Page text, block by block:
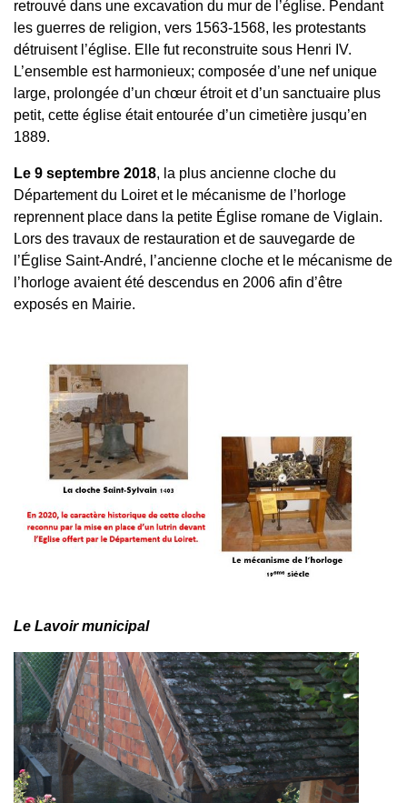
retrouvé dans une excavation du mur de l’église. Pendant
les guerres de religion, vers 1563-1568, les protestants
détruisent l’église. Elle fut reconstruite sous Henri IV.
L’ensemble est harmonieux; composée d’une nef unique
large, prolongée d’un chœur étroit et d’un sanctuaire plus
petit, cette église était entourée d’un cimetière jusqu’en
1889.
Le 9 septembre 2018, la plus ancienne cloche du
Département du Loiret et le mécanisme de l’horloge
reprennent place dans la petite Église romane de Viglain.
Lors des travaux de restauration et de sauvegarde de
l’Église Saint-André, l’ancienne cloche et le mécanisme de
l’horloge avaient été descendus en 2006 afin d’être
exposés en Mairie.
Le Lavoir municipal